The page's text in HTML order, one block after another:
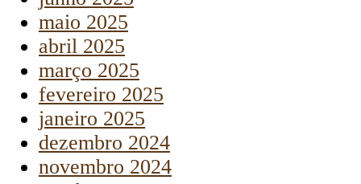
maio 2025
abril 2025
março 2025
fevereiro 2025
janeiro 2025
dezembro 2024
novembro 2024